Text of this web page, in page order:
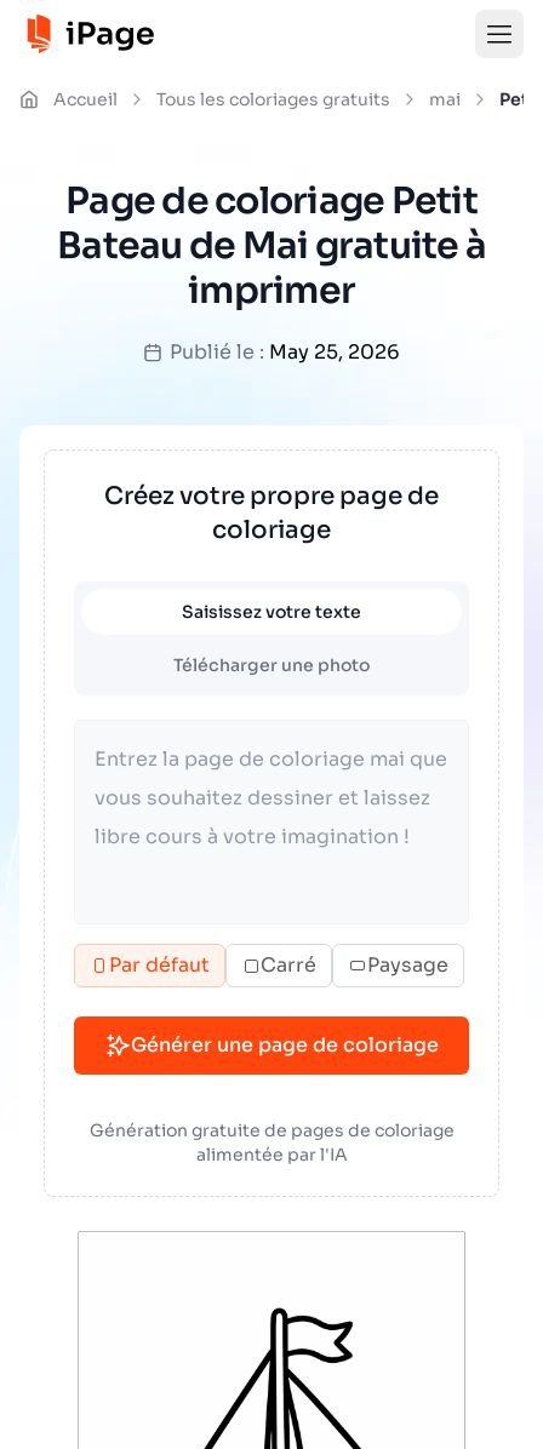
Accueil Tous les coloriages gratuits mai
Page de coloriage Petit
Bateau de Mai gratuite à
imprimer
Publié le : May 25, 2026
Créez votre propre page de
coloriage
Saisissez votre texte
Télécharger une photo
Par défaut Carré Paysage
Générer une page de coloriage
Génération gratuite de pages de coloriage
alimentée par l'IA